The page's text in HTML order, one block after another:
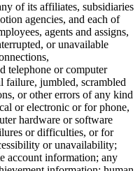
of its affiliates, subsidiaries
agencies, and each of
agents and assigns,
or unavailable
telephone or computer
failure, jumbled, scrambled
or other errors of any kind
or electronic or for phone,
hardware or software
or difficulties, or for
or unavailability;
account information; any